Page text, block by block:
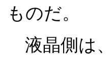
ものだ。
液晶側は